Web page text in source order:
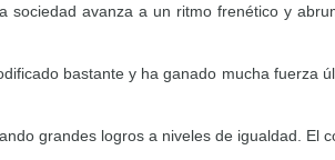
avanza a un ritmo frenético y
bastante y ha ganado mucha fuerza
grandes logros a niveles de igualdad. El